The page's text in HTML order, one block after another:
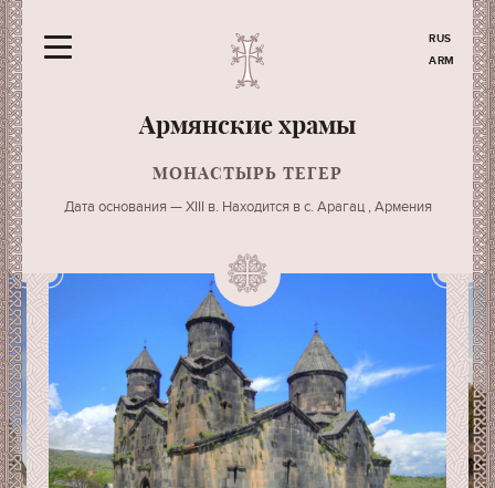
RUS
ARM
Армянские храмы
МОНАСТЫРЬ ТЕГЕР
Дата основания — XIII в. Находится в с. Арагац , Армения